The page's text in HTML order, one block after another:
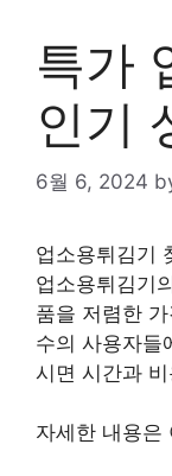
특가
인기
6월 6, 2024
업소용튀김기
업소용튀김기
품을 저렴한
수의 사용자들
시면 시간과
자세한 내용은